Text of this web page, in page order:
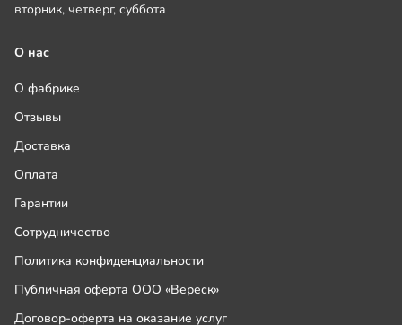
вторник, четверг, суббота
О нас
О фабрике
Отзывы
Доставка
Оплата
Гарантии
Сотрудничество
Политика конфиденциальности
Публичная оферта ООО «Вереск»
Договор-оферта на оказание услуг